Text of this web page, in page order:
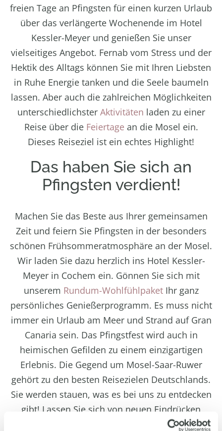
freien Tage an Pfingsten für einen kurzen Urlaub
über das verlängerte Wochenende im Hotel
Kessler-Meyer und genießen Sie unser
vielseitiges Angebot. Fernab vom Stress und der
Hektik des Alltags können Sie mit Ihren Liebsten
in Ruhe Energie tanken und die Seele baumeln
lassen. Aber auch die zahlreichen Möglichkeiten
unterschiedlichster Aktivitäten laden zu einer
Reise über die Feiertage an die Mosel ein.
Dieses Reiseziel ist ein echtes Highlight!
Das haben Sie sich an
Pfingsten verdient!
Machen Sie das Beste aus Ihrer gemeinsamen
Zeit und feiern Sie Pfingsten in der besonders
schönen Frühsommeratmosphäre an der Mosel.
Wir laden Sie dazu herzlich ins Hotel Kessler-
Meyer in Cochem ein. Gönnen Sie sich mit
unserem Rundum-WohlfühlpaketIhr ganz
persönliches Genießerprogramm. Es muss nicht
immer ein Urlaub am Meer und Strand auf Gran
Canaria sein. Das Pfingstfest wird auch in
heimischen Gefilden zu einem einzigartigen
Erlebnis. Die Gegend um Mosel-Saar-Ruwer
gehört zu den besten Reisezielen Deutschlands.
Sie werden stauen, was es bei uns zu entdecken
gibt! Lassen Sie sich von neuen Eindrücken
verzaubern und in die märchenhafte Welt der